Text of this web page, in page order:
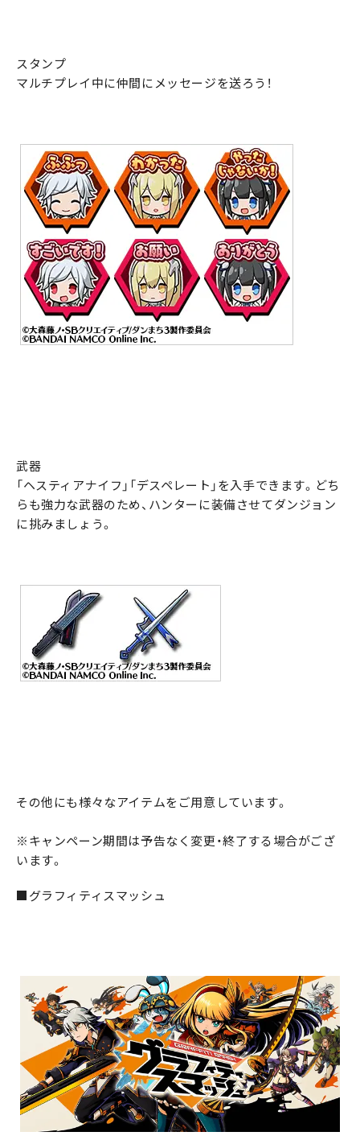
スタンプ
マルチプレイ中に仲間にメッセージを送ろう！
武器
「ヘスティアナイフ」「デスペレート」を入手できます。どち
らも強力な武器のため、ハンターに装備させてダンジョン
に挑みましょう。
その他にも様々なアイテムをご用意しています。
※キャンペーン期間は予告なく変更・終了する場合がござ
います。
■グラフィティスマッシュ